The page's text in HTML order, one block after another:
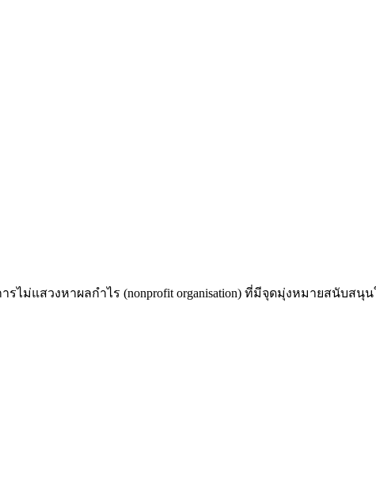
ารไม่แสวงหาผลกำไร (nonprofit organisation) ที่มีจุดมุ่งหมายสนับ